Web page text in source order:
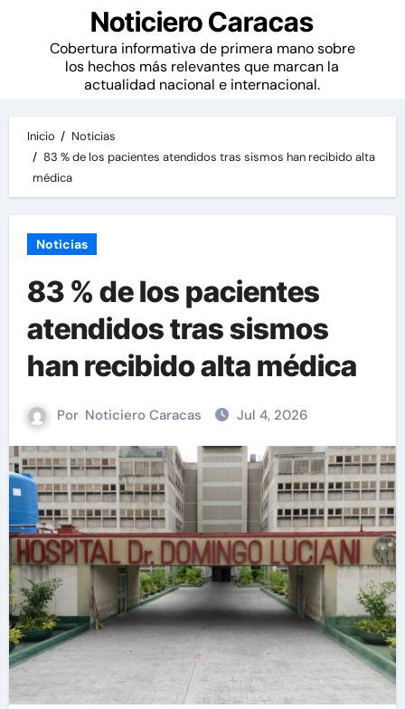
Noticiero Caracas
Cobertura informativa de primera mano sobre
los hechos más relevantes que marcan la
actualidad nacional e internacional.
Inicio
Noticias
83 % de los pacientes atendidos tras sismos han recibido alta
médica
Noticias
83 % de los pacientes
atendidos tras sismos
han recibido alta médica
Por Noticiero Caracas Jul 4, 2026